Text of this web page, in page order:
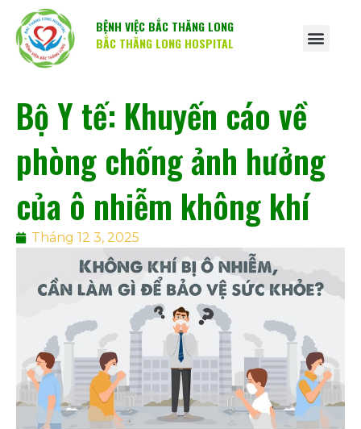
BỆNH VIỆC BẮC THĂNG LONG
BẮC THĂNG LONG HOSPITAL
Bộ Y tế: Khuyến cáo về
phòng chống ảnh hưởng
của ô nhiễm không khí
Tháng 12 3, 2025